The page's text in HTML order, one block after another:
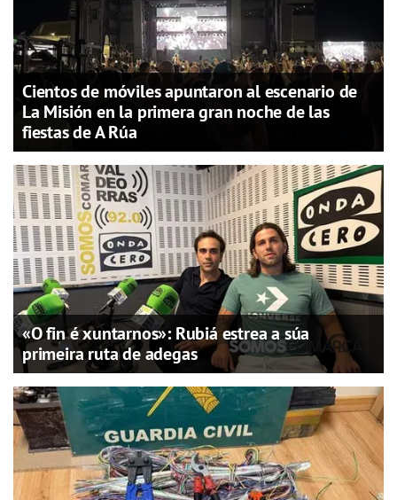
Cientos de móviles apuntaron al escenario de
La Misión en la primera gran noche de las
fiestas de A Rúa
«O fin é xuntarnos»: Rubiá estrea a súa
primeira ruta de adegas